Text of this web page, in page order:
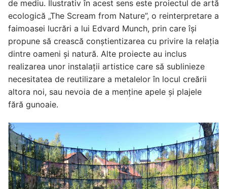
de mediu. Ilustrativ în acest sens este proiectul de artă
ecologică „The Scream from Nature”, o reinterpretare a
faimoasei lucrări a lui Edvard Munch, prin care își
propune să crească conștientizarea cu privire la relația
dintre oameni și natură. Alte proiecte au inclus
realizarea unor instalații artistice care să sublinieze
necesitatea de reutilizare a metalelor în locul creării
altora noi, sau nevoia de a menține apele și plajele
fără gunoaie.